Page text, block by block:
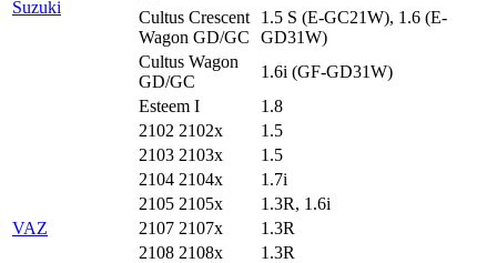
Suzuki
Cultus Crescent
Wagon GD/GC
1.5 S (E-GC21W), 1.6 (E-
GD31W)
Cultus Wagon
GD/GC
1.6i (GF-GD31W)
Esteem I
1.8
VAZ
2102 2102x
1.5
2103 2103x
1.5
2104 2104x
1.7i
2105 2105x
1.3R, 1.6i
2107 2107x
1.3R
2108 2108x
1.3R